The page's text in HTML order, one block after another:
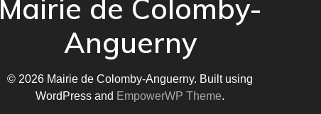
Mairie de Colomby-
Anguerny
© 2026 Mairie de Colomby-Anguerny. Built using
WordPress and EmpowerWP Theme.